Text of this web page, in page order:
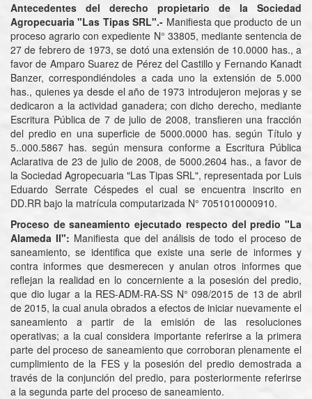
Antecedentes del derecho propietario de la Sociedad
Agropecuaria "Las Tipas SRL".- Manifiesta que producto de un
proceso agrario con expediente N° 33805, mediante sentencia de
27 de febrero de 1973, se dotó una extensión de 10.0000 has., a
favor de Amparo Suarez de Pérez del Castillo y Fernando Kanadt
Banzer, correspondiéndoles a cada uno la extensión de 5.000
has., quienes ya desde el año de 1973 introdujeron mejoras y se
dedicaron a la actividad ganadera; con dicho derecho, mediante
Escritura Pública de 7 de julio de 2008, transfieren una fracción
del predio en una superficie de 5000.0000 has. según Título y
5..000.5867 has. según mensura conforme a Escritura Pública
Aclarativa de 23 de julio de 2008, de 5000.2604 has., a favor de
la Sociedad Agropecuaria "Las Tipas SRL", representada por Luis
Eduardo Serrate Céspedes el cual se encuentra inscrito en
DD.RR bajo la matrícula computarizada N° 7051010000910.
Proceso de saneamiento ejecutado respecto del predio "La
Alameda II": Manifiesta que del análisis de todo el proceso de
saneamiento, se identifica que existe una serie de informes y
contra informes que desmerecen y anulan otros informes que
reflejan la realidad en lo concerniente a la posesión del predio,
que dio lugar a la RES-ADM-RA-SS N° 098/2015 de 13 de abril
de 2015, la cual anula obrados a efectos de iniciar nuevamente el
saneamiento a partir de la emisión de las resoluciones
operativas; a la cual considera importante referirse a la primera
parte del proceso de saneamiento que corroboran plenamente el
cumplimiento de la FES y la posesión del predio demostrada a
través de la conjunción del predio, para posteriormente referirse
a la segunda parte del proceso de saneamiento.